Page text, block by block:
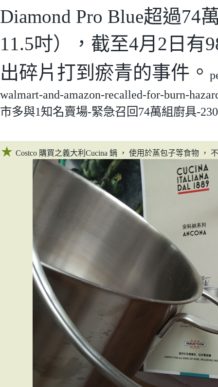
Diamond Pro Blue超過74
11.5吋），截至4月2日有
出碎片打到瘀青的事件 。
walmart-and-amazon-recalled-for-burn-
市多與1知名賣場-緊急召回74萬組廚具-
★ Costco 購買之義大利 Cucina 鍋 ， 使用於蒸包子等食物 ，